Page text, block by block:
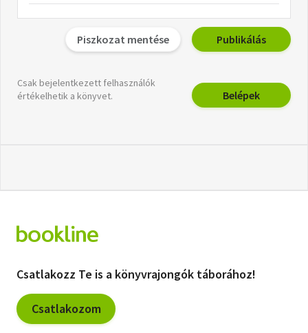
Piszkozat mentése Publikálás
Csak bejelentkezett felhasználók
értékelhetik a könyvet.
Belépek
Csatlakozz Te is a könyvrajongók táborához!
Csatlakozom